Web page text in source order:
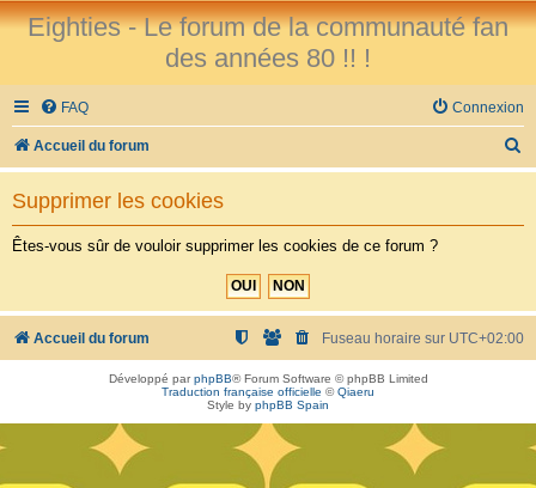
Eighties - Le forum de la communauté fan
des années 80 !! !
FAQ Connexion
Accueil du forum
e
h
r
Supprimer les cookies
Êtes-vous sûr de vouloir supprimer les cookies de ce forum ?
Accueil du forum Fuseau horaire sur UTC+02:00
Développé parphpBB® Forum Software © phpBB Limited
Traduction française officielle ©Qiaeru
Style by phpBB Spain